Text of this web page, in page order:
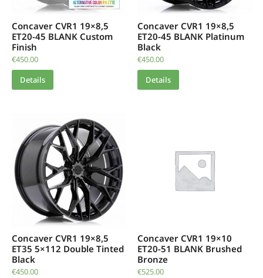
Concaver CVR1 19×8,5
ET20-45 BLANK Custom
Finish
€450.00
Details
Concaver CVR1 19×8,5
ET20-45 BLANK Platinum
Black
€450.00
Details
Concaver CVR1 19×8,5
ET35 5×112 Double Tinted
Black
€450.00
Concaver CVR1 19×10
ET20-51 BLANK Brushed
Bronze
€525.00